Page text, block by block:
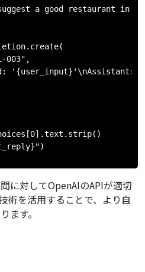
a good restaurant in
003",
'{user_input}'\nAssistant:",
に対してOpenAIのAPIが適切
術を活用することで、より自
ます。